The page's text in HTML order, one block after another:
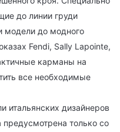
до линии груди
модели до модного
Fendi, Sally Lapointe,
карманы на
все необходимые
итальянских дизайнеров
предусмотрена только со